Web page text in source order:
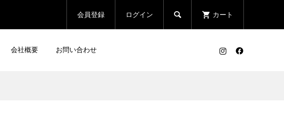
会員登録 ログイン  カート
会社概要 お問い合わせ